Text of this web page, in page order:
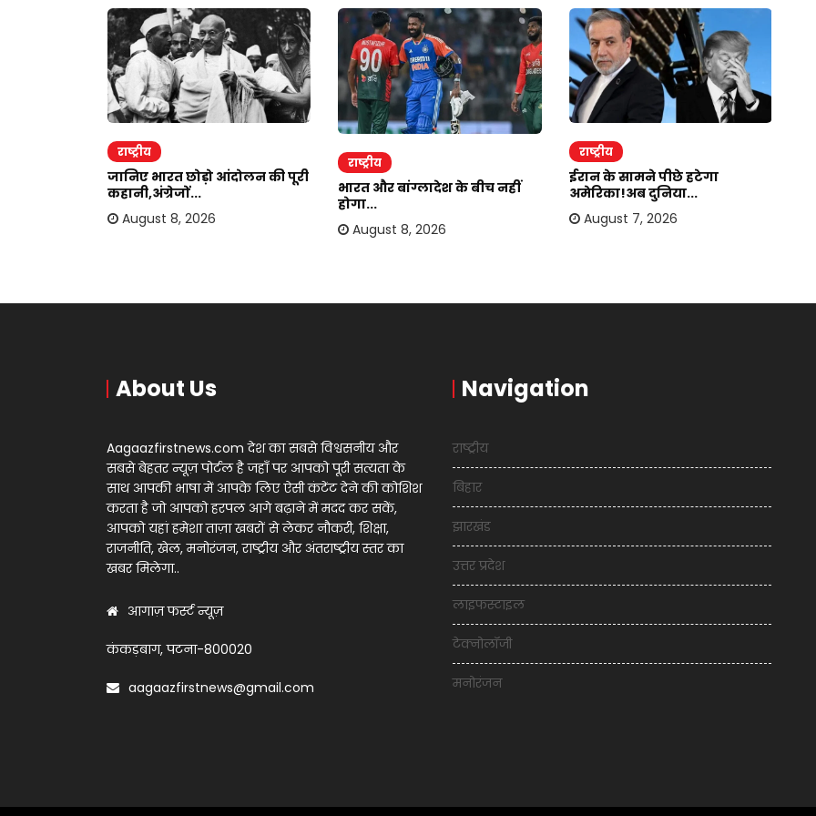
राष्ट्रीय
जानिए भारत छोड़ो आंदोलन की पूरी
कहानी,अंग्रेजों...
August 8, 2026
राष्ट्रीय
भारत और बांग्लादेश के बीच नहीं
होगा...
August 8, 2026
राष्ट्रीय
ईरान के सामने पीछे हटेगा
अमेरिका!अब दुनिया...
August 7, 2026
About Us
Aagaazfirstnews.com देश का सबसे विश्वसनीय और
सबसे बेहतर न्यूज़ पोर्टल है जहाँ पर आपको पूरी सत्यता के
साथ आपकी भाषा में आपके लिए ऐसी कंटेंट देने की कोशिश
करता है जो आपको हरपल आगे बढ़ाने में मदद कर सकें,
आपको यहां हमेशा ताज़ा खबरों से लेकर नौकरी, शिक्षा,
राजनीति, खेल, मनोरंजन, राष्ट्रीय और अंतराष्ट्रीय स्तर का
खबर मिलेगा..
आगाज़ फर्स्ट न्यूज़
कंकड़बाग, पटना-800020
aagaazfirstnews@gmail.com
Navigation
राष्ट्रीय
बिहार
झारखंड
उत्तर प्रदेश
लाइफस्टाइल
टेक्नोलॉजी
मनोरंजन